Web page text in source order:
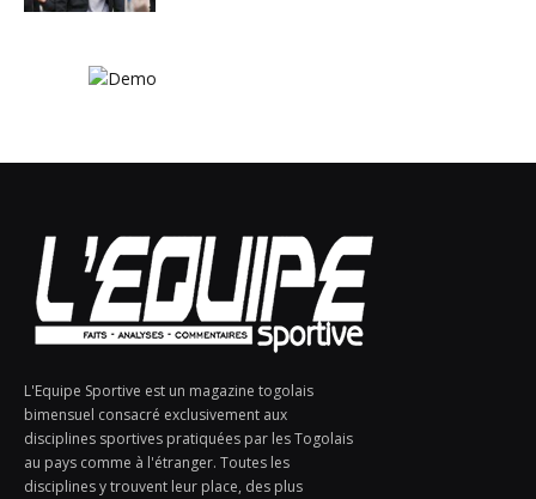
L'Equipe Sportive est un magazine togolais
bimensuel consacré exclusivement aux
disciplines sportives pratiquées par les Togolais
au pays comme à l'étranger. Toutes les
disciplines y trouvent leur place, des plus